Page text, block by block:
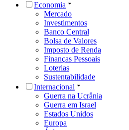
Economia
Mercado
Investimentos
Banco Central
Bolsa de Valores
Imposto de Renda
Finanças Pessoais
Loterias
Sustentabilidade
Internacional
Guerra na Ucrânia
Guerra em Israel
Estados Unidos
Europa